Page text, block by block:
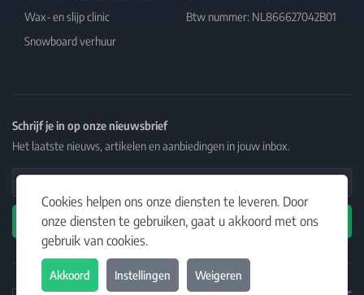
Cookies helpen ons onze diensten te leveren. Door
onze diensten te gebruiken, gaat u akkoord met ons
gebruik van cookies.
Akkoord Instellingen Weigeren
Wax- en slijp clinic
Snowboard verhuur
Btw nummer: NL866627042B01
Schrijf je in op onze nieuwsbrief
Het laatste nieuws, artikelen en aanbiedingen in jouw inbox.
Email Address
Abonneren